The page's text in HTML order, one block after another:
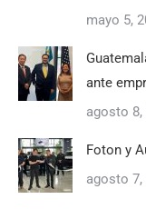
mayo 5,
ante
agosto 8,
Foton y
agosto 7,